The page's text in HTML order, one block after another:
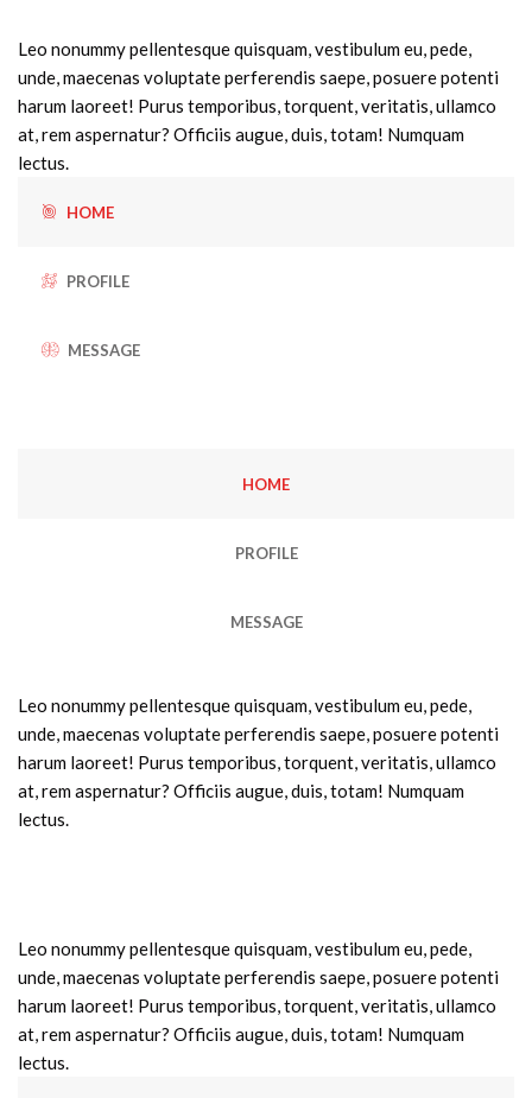
Leo nonummy pellentesque quisquam, vestibulum eu, pede,
unde, maecenas voluptate perferendis saepe, posuere potenti
harum laoreet! Purus temporibus, torquent, veritatis, ullamco
at, rem aspernatur? Officiis augue, duis, totam! Numquam
lectus.
HOME
PROFILE
MESSAGE
HOME
PROFILE
MESSAGE
Leo nonummy pellentesque quisquam, vestibulum eu, pede,
unde, maecenas voluptate perferendis saepe, posuere potenti
harum laoreet! Purus temporibus, torquent, veritatis, ullamco
at, rem aspernatur? Officiis augue, duis, totam! Numquam
lectus.
Leo nonummy pellentesque quisquam, vestibulum eu, pede,
unde, maecenas voluptate perferendis saepe, posuere potenti
harum laoreet! Purus temporibus, torquent, veritatis, ullamco
at, rem aspernatur? Officiis augue, duis, totam! Numquam
lectus.